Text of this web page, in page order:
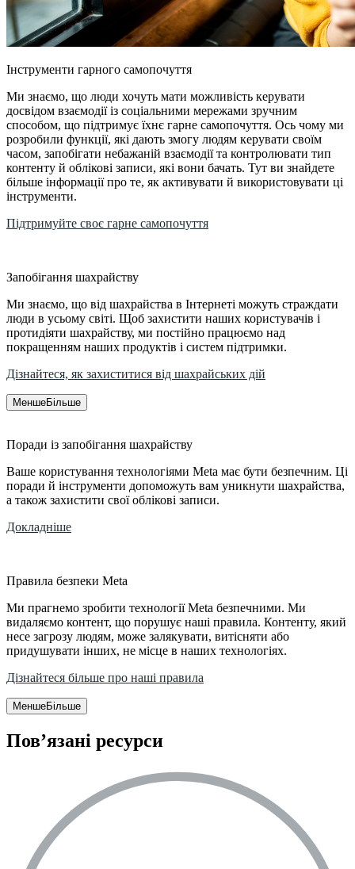
Інструменти гарного самопочуття
Ми знаємо, що люди хочуть мати можливість керувати
досвідом взаємодії із соціальними мережами зручним
способом, що підтримує їхнє гарне самопочуття. Ось чому ми
розробили функції, які дають змогу людям керувати своїм
часом, запобігати небажаній взаємодії та контролювати тип
контенту й облікові записи, які вони бачать. Тут ви знайдете
більше інформації про те, як активувати й використовувати ці
інструменти.
Підтримуйте своє гарне самопочуття
Запобігання шахрайству
Ми знаємо, що від шахрайства в Інтернеті можуть страждати
люди в усьому світі. Щоб захистити наших користувачів і
протидіяти шахрайству, ми постійно працюємо над
покращенням наших продуктів і систем підтримки.
Дізнайтеся, як захиститися від шахрайських дій
МеншеБільше
Поради із запобігання шахрайству
Ваше користування технологіями Meta має бути безпечним. Ці
поради й інструменти допоможуть вам уникнути шахрайства,
а також захистити свої облікові записи.
Докладніше
Правила безпеки Meta
Ми прагнемо зробити технології Meta безпечними. Ми
видаляємо контент, що порушує наші правила. Контенту, який
несе загрозу людям, може залякувати, витісняти або
придушувати інших, не місце в наших технологіях.
Дізнайтеся більше про наші правила
МеншеБільше
Пов’язані ресурси